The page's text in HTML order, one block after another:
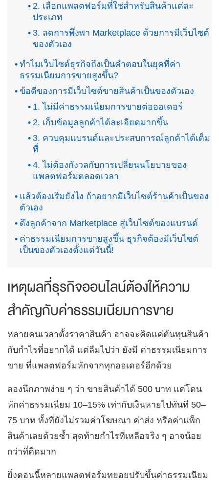
2. เลือกแพลตฟอร์มที่ใช่สำหรับสินค้าแต่ละ
ประเภท
3. ลดการพึ่งพา Marketplace ด้วยการมีเว็บไซต์
ของตัวเอง
ทำไมเว็บไซต์ธุรกิจถึงเป็นคำตอบในยุคที่ค่า
ธรรมเนียมการขายสูงขึ้น?
ข้อดีของการมีเว็บไซต์ขายสินค้าเป็นของตัวเอง
1. ไม่มีค่าธรรมเนียมการขายต่อออเดอร์
2. เก็บข้อมูลลูกค้าได้ละเอียดมากขึ้น
3. ควบคุมแบรนด์และประสบการณ์ลูกค้าได้เต็ม
ที่
4. ไม่ต้องกังวลกับการเปลี่ยนนโยบายของ
แพลตฟอร์มตลอดเวลา
แล้วต้องเริ่มยังไง ถ้าอยากมีเว็บไซต์ร้านค้าเป็นของ
ตัวเอง
ดึงลูกค้าจาก Marketplace สู่เว็บไซต์ของแบรนด์
ค่าธรรมเนียมการขายสูงขึ้น ธุรกิจต้องมีเว็บไซต์
เป็นของตัวเองตั้งแต่วันนี้!
เหตุผลที่ธุรกิจออนไลน์ต้องให้ความ
สำคัญกับค่าธรรมเนียมการขาย
หลายคนเวลาตั้งราคาสินค้า อาจจะคิดแค่ต้นทุนสินค้า
กับกำไรที่อยากได้ แต่ลืมไปว่า ยังมี ค่าธรรมเนียมการ
ขาย ที่แพลตฟอร์มหักจากทุกออเดอร์อีกด้วย
ลองนึกภาพง่าย ๆ ว่า ขายสินค้าได้ 500 บาท แต่โดน
หักค่าธรรมเนียม 10–15% เท่ากับเงินหายไปทันที 50–
75 บาท ทั้งที่ยังไม่รวมค่าโฆษณา ค่าส่ง หรือค่าแพ็ก
สินค้าเลยด้วยซ้ำ สุดท้ายกำไรที่เหลือจริง ๆ อาจน้อย
กว่าที่คิดมาก
ยิ่งตอนนี้หลายแพลตฟอร์มทยอยปรับขึ้นค่าธรรมเนียม